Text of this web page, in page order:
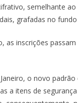
semelhante
grafadas no
as inscrições
o novo
a itens de